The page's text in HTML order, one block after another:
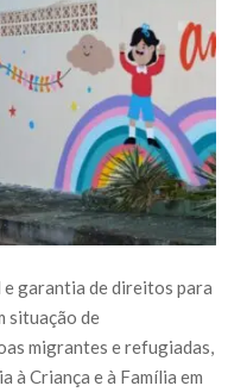
garantia de direitos para
situação de
migrantes e refugiadas,
à Criança e à Família em